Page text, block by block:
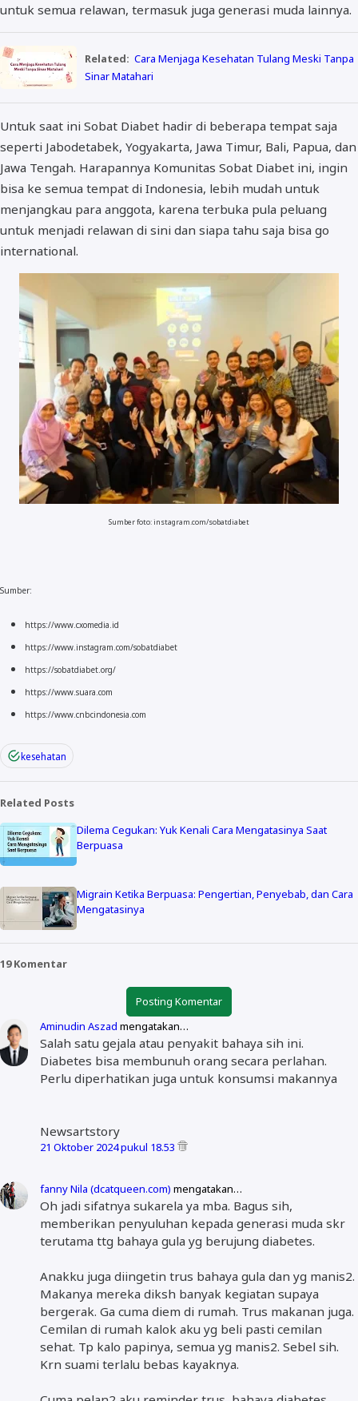
untuk semua relawan, termasuk juga generasi muda lainnya.
Related: Cara Menjaga Kesehatan Tulang Meski Tanpa
Sinar Matahari
Untuk saat ini Sobat Diabet hadir di beberapa tempat saja
seperti Jabodetabek, Yogyakarta, Jawa Timur, Bali, Papua, dan
Jawa Tengah. Harapannya Komunitas Sobat Diabet ini, ingin
bisa ke semua tempat di Indonesia, lebih mudah untuk
menjangkau para anggota, karena terbuka pula peluang
untuk menjadi relawan di sini dan siapa tahu saja bisa go
international.
Sumber foto: instagram.com/sobatdiabet
Sumber:
https://www.cxomedia.id
https://www.instagram.com/sobatdiabet
https://sobatdiabet.org/
https://www.suara.com
https://www.cnbcindonesia.com
kesehatan
Related Posts
Dilema Cegukan: Yuk Kenali Cara Mengatasinya Saat
Berpuasa
Migrain Ketika Berpuasa: Pengertian, Penyebab, dan Cara
Mengatasinya
19 Komentar
Posting Komentar
Aminudin Aszad mengatakan…
Salah satu gejala atau penyakit bahaya sih ini.
Diabetes bisa membunuh orang secara perlahan.
Perlu diperhatikan juga untuk konsumsi makannya
Newsartstory
21 Oktober 2024 pukul 18.53
fanny Nila (dcatqueen.com) mengatakan…
Oh jadi sifatnya sukarela ya mba. Bagus sih,
memberikan penyuluhan kepada generasi muda skr
terutama ttg bahaya gula yg berujung diabetes.
Anakku juga diingetin trus bahaya gula dan yg manis2.
Makanya mereka diksh banyak kegiatan supaya
bergerak. Ga cuma diem di rumah. Trus makanan juga.
Cemilan di rumah kalok aku yg beli pasti cemilan
sehat. Tp kalo papinya, semua yg manis2. Sebel sih.
Krn suami terlalu bebas kayaknya.